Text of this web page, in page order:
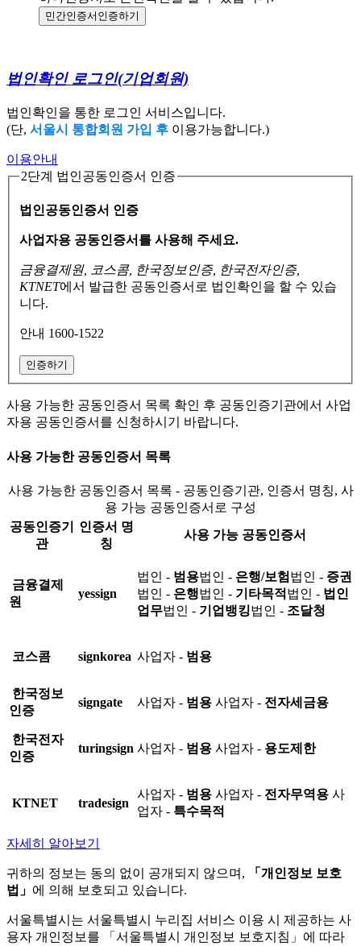
민간인증서 인증하기
법인확인 로그인(기업회원)
법인확인을 통한 로그인 서비스입니다.
(단, 서울시 통합회원 가입 후 이용가능합니다.)
이용안내
2단계 법인공동인증서 인증
법인공동인증서 인증
사업자용 공동인증서를 사용해 주세요.
금융결제원, 코스콤, 한국정보인증, 한국전자인증,
KTNET에서 발급한 공동인증서로 법인확인을 할 수 있습
니다.
안내 1600-1522
인증하기
사용 가능한 공동인증서 목록 확인 후 공동인증기관에서 사업
자용 공동인증서를 신청하시기 바랍니다.
사용 가능한 공동인증서 목록
사용 가능한 공동인증서 목록 - 공동인증기관, 인증서 명칭, 사
용 가능 공동인증서로 구성
공동인증기
관
인증서 명
칭
사용 가능 공동인증서
금융결제
원
yessign
법인 - 범용법인 - 은행/보험 법인 - 증권
법인 - 은행법인 - 기타목적 법인 - 법인
업무법인 - 기업뱅킹법인 - 조달청
코스콤 signkorea 사업자 - 범용
한국정보
인증
signgate 사업자 - 범용 사업자 - 전자세금용
한국전자
인증
turingsign 사업자 - 범용 사업자 - 용도제한
KTNET tradesign
사업자 - 범용 사업자 - 전자무역용 사
업자 - 특수목적
자세히 알아보기
귀하의 정보는 동의 없이 공개되지 않으며,
「개인정보 보호
법」 에 의해 보호되고 있습니다.
서울특별시는 서울특별시 누리집 서비스 이용 시 제공하는 사
용자 개인정보를 「서울특별시 개인정보 보호지침」에 따라